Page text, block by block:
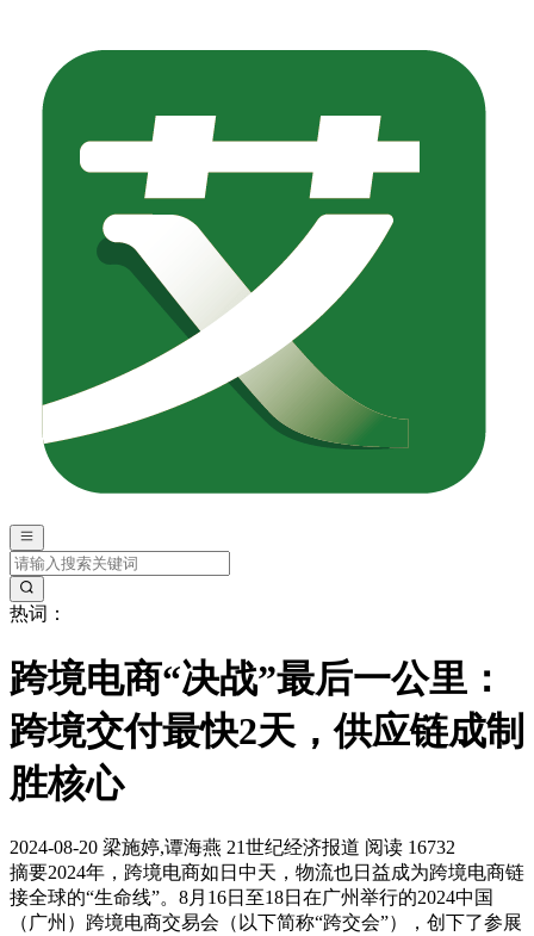
热词：
跨境电商“决战”最后一公里：
跨境交付最快2天，供应链成制
胜核心
2024-08-20 梁施婷,谭海燕 21世纪经济报道 阅读 16732
摘要2024年，跨境电商如日中天，物流也日益成为跨境电商链
接全球的“生命线”。8月16日至18日在广州举行的2024中国
（广州）跨境电商交易会（以下简称“跨交会”），创下了参展